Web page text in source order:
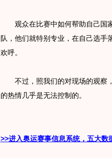
观众在比赛中如何帮助自己国家
队，他们就特别专业，在自己选手
欢呼。
不过，照我们的对现场的观察，
的热情几乎是无法控制的。
>>进入奥运赛事信息系统，五大数